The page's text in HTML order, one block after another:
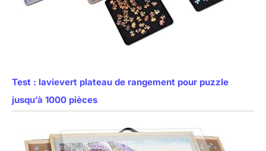
Test : lavievert plateau de rangement pour puzzle
jusqu’à 1000 pièces